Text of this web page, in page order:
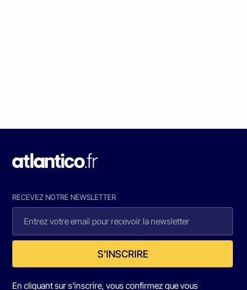
RECEVEZ NOTRE NEWSLETTER
S'INSCRIRE
En cliquant sur s'inscrire, vous confirmez que vous